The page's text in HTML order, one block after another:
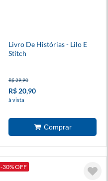
Livro De Histórias - Lilo E
Stitch
R$ 29,90
R$ 20,90
à vista
-30% OFF